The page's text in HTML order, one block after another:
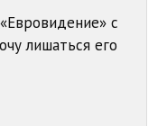
с
лишаться его